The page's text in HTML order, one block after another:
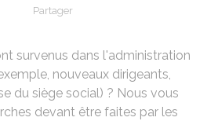
Partager
survenus dans l'administration
nouveaux dirigeants,
du siège social) ? Nous vous
devant être faites par les